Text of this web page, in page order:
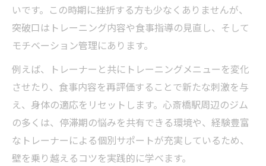
いです。この時期に挫折する方も少なくありませんが、
突破口はトレーニング内容や食事指導の見直し、そして
モチベーション管理にあります。
例えば、トレーナーと共にトレーニングメニューを変化
させたり、食事内容を再評価することで新たな刺激を与
え、身体の適応をリセットします。心斎橋駅周辺のジム
の多くは、停滞期の悩みを共有できる環境や、経験豊富
なトレーナーによる個別サポートが充実しているため、
壁を乗り越えるコツを実践的に学べます。